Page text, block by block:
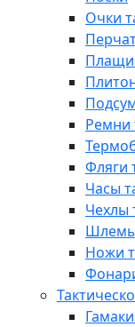
Очки
Ремни
Фляги
Часы
Чехлы
Шлемы
Ножи